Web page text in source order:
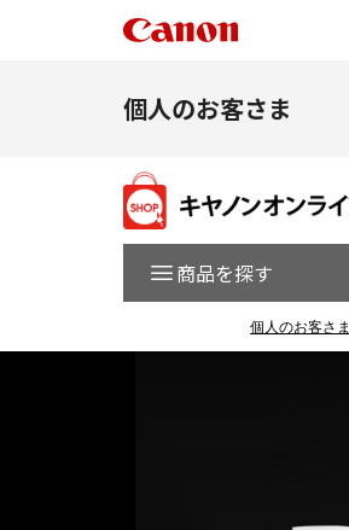
個人のお客さま
商品を探す
個人のお客さま